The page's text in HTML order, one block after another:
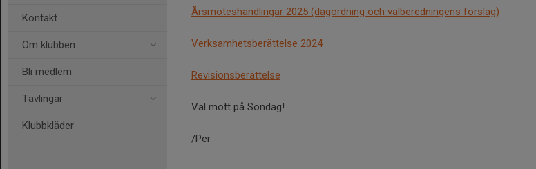
Kontakt
Om klubben
Bli medlem
Tävlingar
Klubbkläder
Årsmöteshandlingar 2025 (dagordning och valberedningens förslag)
Verksamhetsberättelse 2024
Revisionsberättelse
Väl mött på Söndag!
/Per